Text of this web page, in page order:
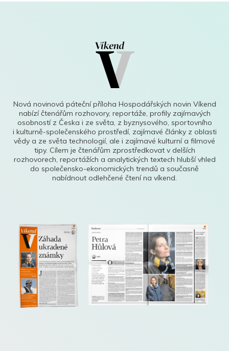
Nová novinová páteční příloha Hospodářských novin Víkend
nabízí čtenářům rozhovory, reportáže, profily zajímavých
osobností z Česka i ze světa, z byznysového, sportovního
i kulturně-společenského prostředí, zajímavé články z oblasti
vědy a ze světa technologií, ale i zajímavé kulturní a filmové
tipy. Cílem je čtenářům zprostředkovat v delších
rozhovorech, reportážích a analytických textech hlubší vhled
do společensko-ekonomických trendů a současně
nabídnout odlehčené čtení na víkend.